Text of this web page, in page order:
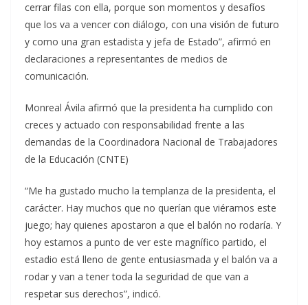
cerrar filas con ella, porque son momentos y desafíos
que los va a vencer con diálogo, con una visión de futuro
y como una gran estadista y jefa de Estado”, afirmó en
declaraciones a representantes de medios de
comunicación.
Monreal Ávila afirmó que la presidenta ha cumplido con
creces y actuado con responsabilidad frente a las
demandas de la Coordinadora Nacional de Trabajadores
de la Educación (CNTE)
“Me ha gustado mucho la templanza de la presidenta, el
carácter. Hay muchos que no querían que viéramos este
juego; hay quienes apostaron a que el balón no rodaría. Y
hoy estamos a punto de ver este magnífico partido, el
estadio está lleno de gente entusiasmada y el balón va a
rodar y van a tener toda la seguridad de que van a
respetar sus derechos”, indicó.